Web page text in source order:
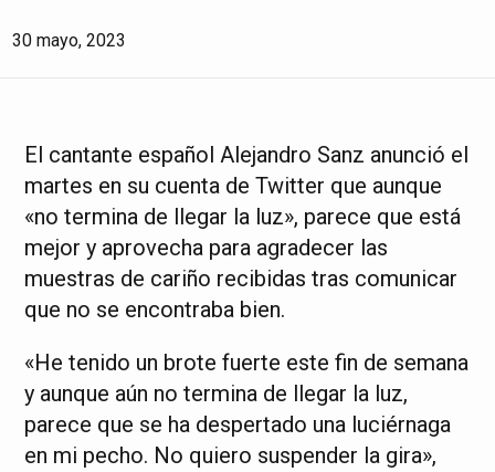
30 mayo, 2023
El cantante español Alejandro Sanz anunció el
martes en su cuenta de Twitter que aunque
«no termina de llegar la luz», parece que está
mejor y aprovecha para agradecer las
muestras de cariño recibidas tras comunicar
que no se encontraba bien.
«He tenido un brote fuerte este fin de semana
y aunque aún no termina de llegar la luz,
parece que se ha despertado una luciérnaga
en mi pecho. No quiero suspender la gira»,